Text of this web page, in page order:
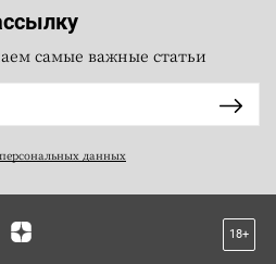
самые важные статьи
данных
18+